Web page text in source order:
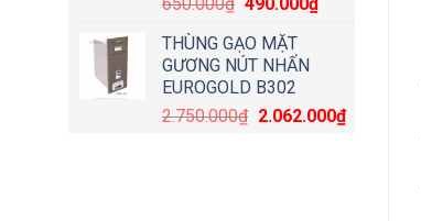
THÙNG GẠO MẶT
GƯƠNG NÚT NHẤN
EUROGOLD B302
2.750.000₫ 2.062.000₫